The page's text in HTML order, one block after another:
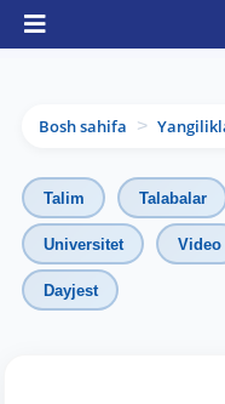
Bosh sahifa >
Talim Talabalar
Universitet Video
Dayjest
TDYU qabul